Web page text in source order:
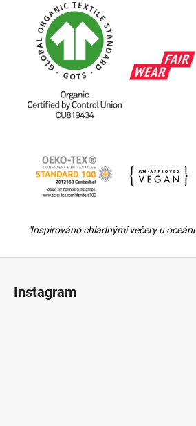
"Inspirováno chladnými večery u
Instagram